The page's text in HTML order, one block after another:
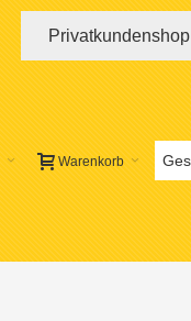
Privatkundenshop
Warenkorb